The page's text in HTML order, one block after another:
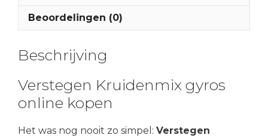
Beoordelingen (0)
Beschrijving
Verstegen Kruidenmix gyros
online kopen
Het was nog nooit zo simpel: Verstegen